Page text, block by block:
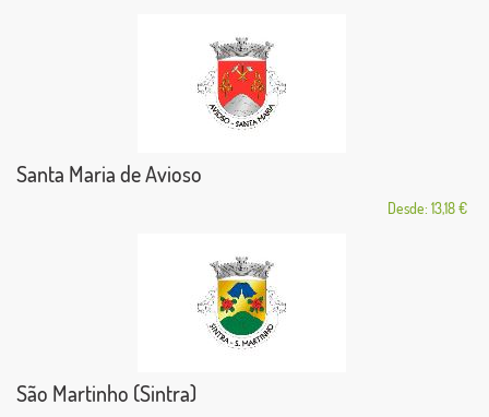
Santa Maria de Avioso
Desde: 13,18 €
São Martinho (Sintra)